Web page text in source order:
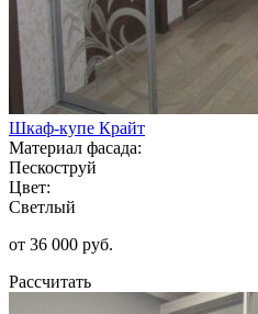
Шкаф-купе Крайт
Материал фасада:
Пескоструй
Цвет:
Светлый
от 36 000 руб.
Рассчитать